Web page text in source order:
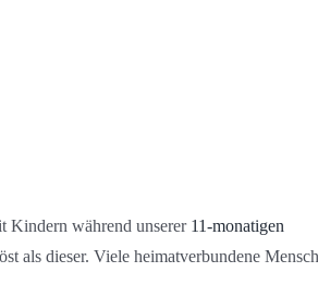
Kindern während unserer 11-monatigen
als dieser. Viele heimatverbundene